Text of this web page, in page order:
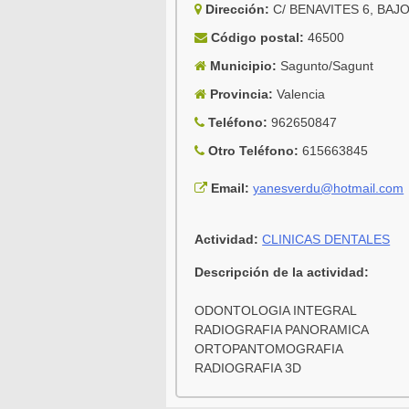
Dirección: C/ BENAVITES 6,
Código postal: 46500
Municipio: Sagunto/Sagunt
Provincia: Valencia
Teléfono: 962650847
Otro Teléfono: 615663845
Email:yanesverdu@hotmail.com
Actividad:CLINICAS DENTALES
Descripción de la actividad:
ODONTOLOGIA INTEGRAL
RADIOGRAFIA PANORAMICA
ORTOPANTOMOGRAFIA
RADIOGRAFIA 3D